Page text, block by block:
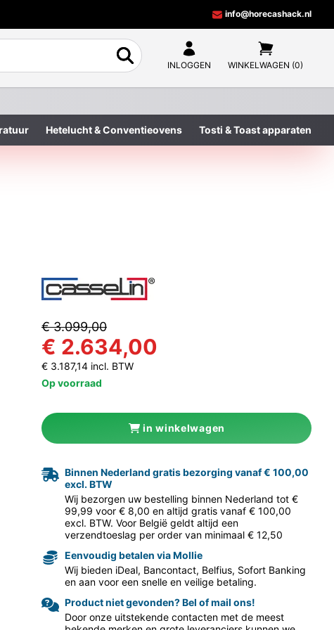
info@horecashack.nl
INLOGGEN WINKELWAGEN (0)
Hetelucht & Conventieovens Tosti & Toast apparaten
Naar volgende
€ 3.099,00
€ 2.634,00
€ 3.187,14 incl. BTW
Op voorraad
in winkelwagen
Binnen Nederland gratis bezorging vanaf € 100,00
excl. BTW
Wij bezorgen uw bestelling binnen Nederland tot €
99,99 voor € 8,00 en altijd gratis vanaf € 100,00
excl. BTW. Voor België geldt altijd een
verzendtoeslag per order van minimaal € 12,50
Eenvoudig betalen via Mollie
Wij bieden iDeal, Bancontact, Belfius, Sofort Banking
en aan voor een snelle en veilige betaling.
Product niet gevonden? Bel of mail ons!
Door onze uitstekende contacten met de meest